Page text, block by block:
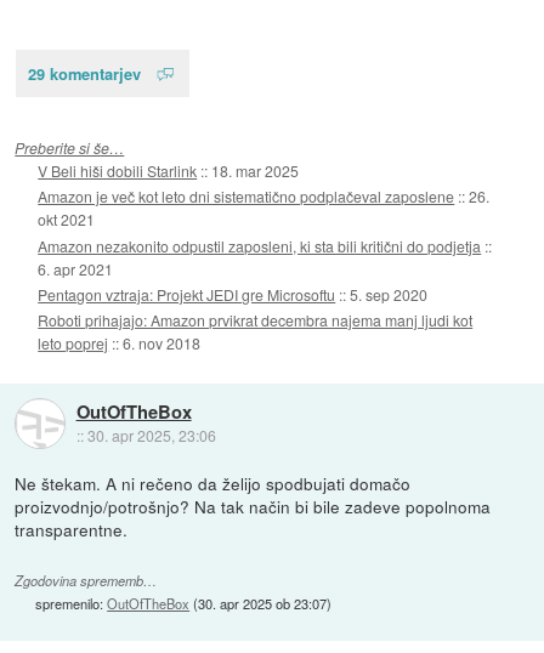
29 komentarjev
Preberite si še…
V Beli hiši dobili Starlink :: 18. mar 2025
Amazon je več kot leto dni sistematično podplačeval zaposlene ::26.
okt 2021
Amazon nezakonito odpustil zaposleni, ki sta bili kritični do podjetja ::
6. apr 2021
Pentagon vztraja: Projekt JEDI gre Microsoftu ::5. sep 2020
Roboti prihajajo: Amazon prvikrat decembra najema manj ljudi kot
leto poprej ::6. nov 2018
OutOfTheBox
::30. apr 2025, 23:06
Ne štekam. A ni rečeno da želijo spodbujati domačo
proizvodnjo/potrošnjo? Na tak način bi bile zadeve popolnoma
transparentne.
Zgodovina sprememb…
spremenilo:OutOfTheBox (30. apr 2025 ob 23:07)